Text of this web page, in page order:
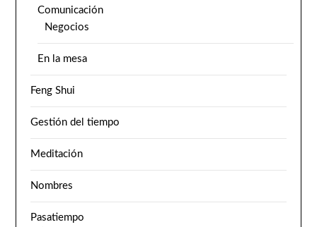
Comunicación
Negocios
En la mesa
Feng Shui
Gestión del tiempo
Meditación
Nombres
Pasatiempo